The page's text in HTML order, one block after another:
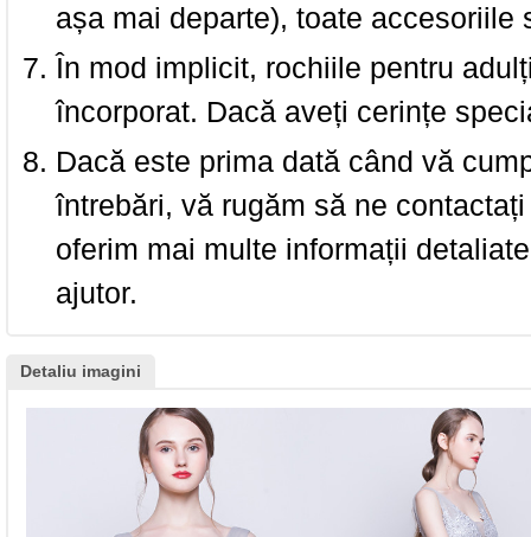
așa mai departe), toate accesoriile
În mod implicit, rochiile pentru
încorporat. Dacă aveți cerințe
Dacă este prima dată când vă
întrebări, vă rugăm să ne
oferim mai multe informații
ajutor.
Detaliu imagini